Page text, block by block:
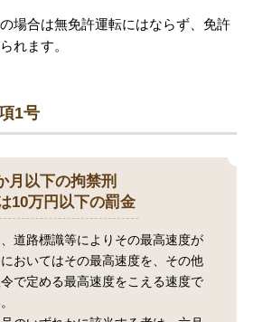
場合は無免許運転にはならず、免許
れます。
1号
月以下の拘禁刑
10万円以下の罰金
道路標識等によりその最高速度が
おいてはその最高速度を、その他
で定める最高速度をこえる速度で